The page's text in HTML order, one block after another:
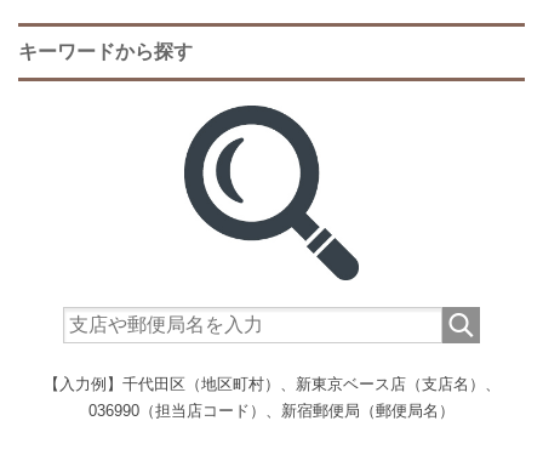
キーワードから探す
【入力例】千代田区（地区町村）、新東京ベース店（支店名）、
036990（担当店コード）、新宿郵便局（郵便局名）